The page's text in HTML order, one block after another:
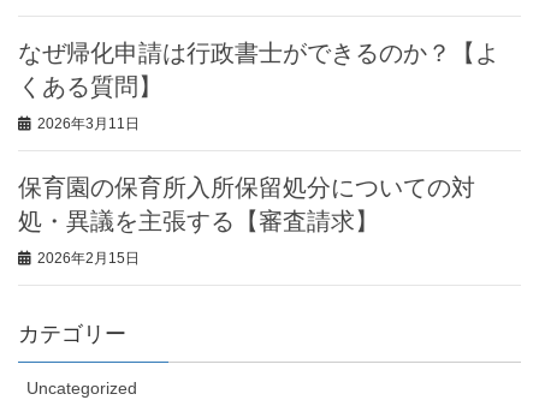
なぜ帰化申請は行政書士ができるのか？【よ
くある質問】
2026年3月11日
保育園の保育所入所保留処分についての対
処・異議を主張する【審査請求】
2026年2月15日
カテゴリー
Uncategorized